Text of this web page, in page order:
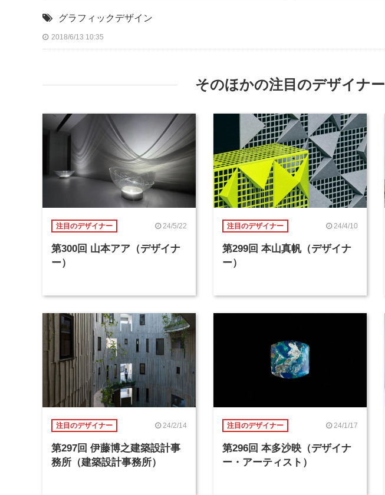
グラフィックデザイン
2018/6/13 10:35
そのほかの注目のデザイナー
注目のデザイナー 24/5/22
第300回 山本アア（デザイナ
ー）
注目のデザイナー 24/4/10
第299回 本山真帆（デザイナ
ー）
注目のデザイナー 24/2/14
第297回 伊藤博之建築設計事
務所（建築設計事務所）
注目のデザイナー 24/1/17
第296回 本多沙映（デザイナ
ー・アーティスト）